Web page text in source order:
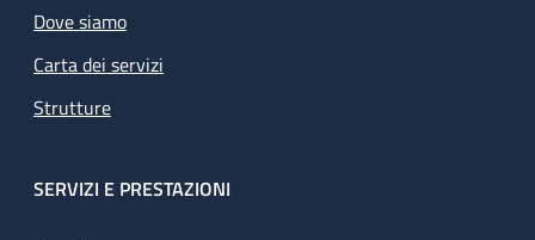
Dove siamo
Carta dei servizi
Strutture
SERVIZI E PRESTAZIONI